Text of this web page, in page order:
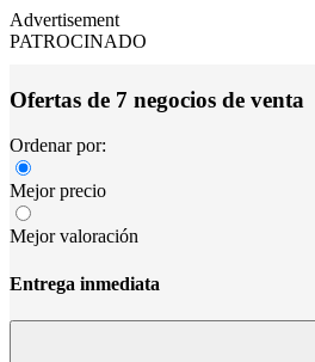
Advertisement
PATROCINADO
Ofertas de 7 negocios de venta
Ordenar por:
Mejor precio
Mejor valoración
Entrega inmediata